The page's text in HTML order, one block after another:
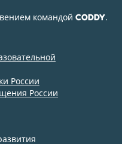
командой CODDY.
России
России